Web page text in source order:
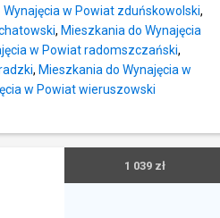
aktu
lub
w Powiat zduńskowolski,
, Mieszkania do Wynajęcia
w Powiat radomszczański,
, Mieszkania do Wynajęcia w
w Powiat wieruszowski
1 039 zł